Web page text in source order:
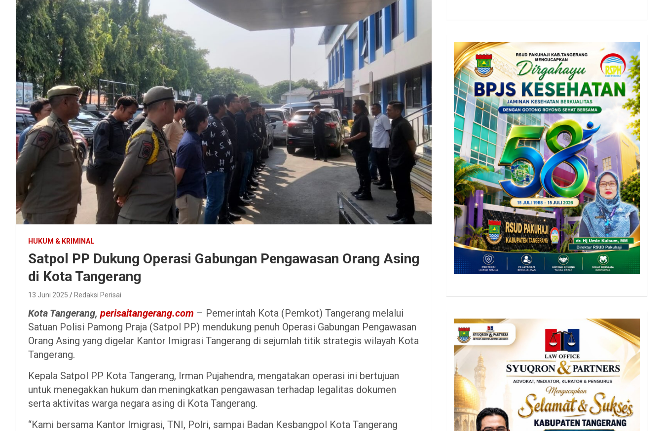
HUKUM & KRIMINAL
Satpol PP Dukung Operasi Gabungan Pengawasan Orang Asing
di Kota Tangerang
13 Juni 2025 Redaksi Perisai
Kota Tangerang, perisaitangerang.com – Pemerintah Kota (Pemkot) Tangerang melalui
Satuan Polisi Pamong Praja (Satpol PP) mendukung penuh Operasi Gabungan Pengawasan
Orang Asing yang digelar Kantor Imigrasi Tangerang di sejumlah titik strategis wilayah Kota
Tangerang.
Kepala Satpol PP Kota Tangerang, Irman Pujahendra, mengatakan operasi ini bertujuan
untuk menegakkan hukum dan meningkatkan pengawasan terhadap legalitas dokumen
serta aktivitas warga negara asing di Kota Tangerang.
“Kami bersama Kantor Imigrasi, TNI, Polri, sampai Badan Kesbangpol Kota Tangerang